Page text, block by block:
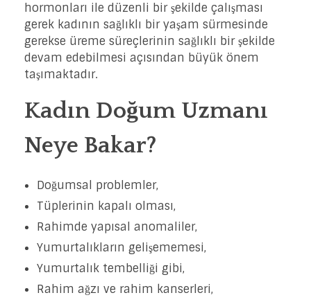
hormonları ile düzenli bir şekilde çalışması
gerek kadının sağlıklı bir yaşam sürmesinde
gerekse üreme süreçlerinin sağlıklı bir şekilde
devam edebilmesi açısından büyük önem
taşımaktadır.
Kadın Doğum Uzmanı
Neye Bakar?
Doğumsal problemler,
Tüplerinin kapalı olması,
Rahimde yapısal anomaliler,
Yumurtalıkların gelişememesi,
Yumurtalık tembelliği gibi,
Rahim ağzı ve rahim kanserleri,